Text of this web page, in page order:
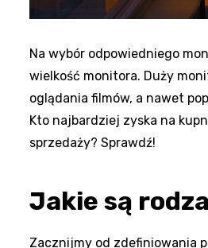
Na wybór odpowiedniego
wielkość monitora. Duży
oglądania filmów, a nawet
Kto najbardziej zyska na
sprzedaży? Sprawdź!
Jakie są
Zacznijmy od zdefiniowania